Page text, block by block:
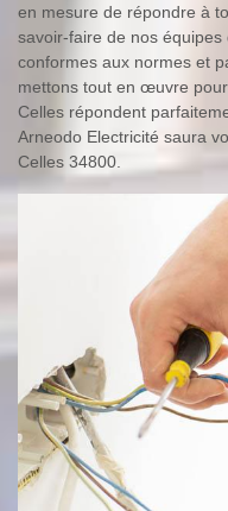
en mesure de répondre à
savoir-faire de nos équipes
conformes aux normes et
mettons tout en œuvre
Celles répondent
Arneodo Electricité saura
Celles 34800.